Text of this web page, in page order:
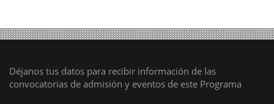
Déjanos tus datos para recibir información de las
convocatorias de admisión y eventos de este Programa